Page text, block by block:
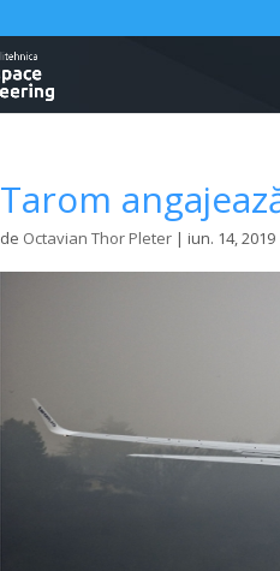
Tarom
de Octavian Thor Pleter |iun. 14, 2019